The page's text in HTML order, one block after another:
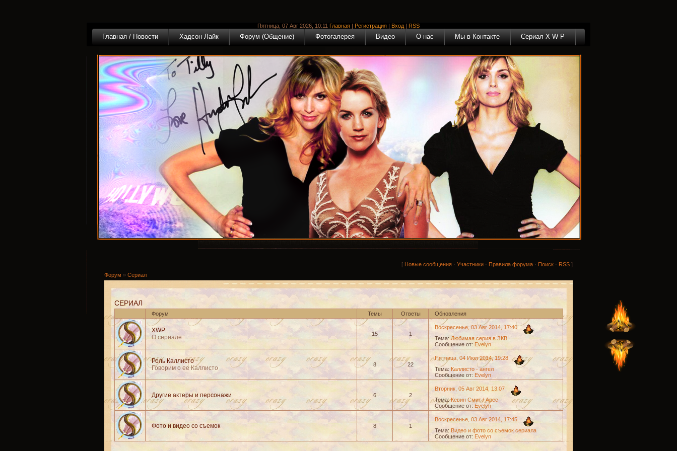
Пятница, 07 Авг 2026, 10:11 Главная | Регистрация | Вход | RSS
Главная / Новости Хадсон Лайк Форум (Общение) Фотогалерея Видео О нас Мы в Контакте Сериал X W P
[ Новые сообщения · Участники · Правила форума · Поиск · RSS ]
Форум » Сериал
СЕРИАЛ
Форум Темы Ответы Обновления
XWP
О сериале
15 1
Воскресенье, 03 Авг 2014, 17:40
Тема: Любимая серия в ЗКВ
Сообщение от: Evelyn
Роль Каллисто
Говорим о ее Каллисто
8 22
Пятница, 04 Июл 2014, 19:28
Тема: Каллисто - ангел
Сообщение от: Evelyn
Другие актеры и персонажи 6 2
Вторник, 05 Авг 2014, 13:07
Тема:Кевин Смит / Арес
Сообщение от: Evelyn
Фото и видео со съемок 8 1
Воскресенье, 03 Авг 2014, 17:45
Тема: Видео и фото со съемок сериала
Сообщение от: Evelyn